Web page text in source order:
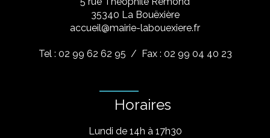
​35340 La Bouëxière
accueil@mairie-labouexiere.fr
Tel : 02 99 62 62 95 / Fax : 02 99 04 40 23
Horaires
Lundi de 14h à 17h30